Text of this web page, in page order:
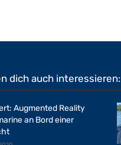
dich auch interessieren:
Augmented Reality
an Bord einer